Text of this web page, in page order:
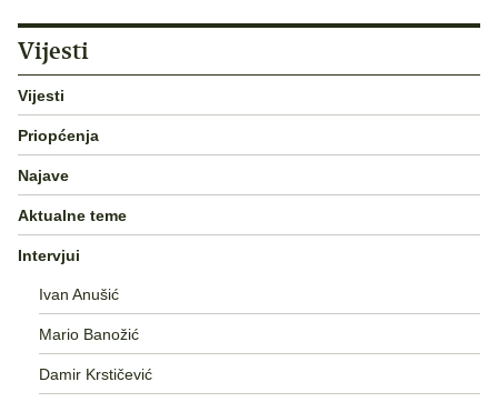
Vijesti
Vijesti
Priopćenja
Najave
Aktualne teme
Intervjui
Ivan Anušić
Mario Banožić
Damir Krstičević